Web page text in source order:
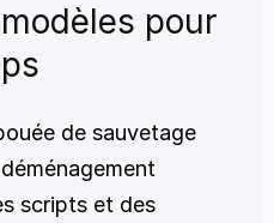
pour
de sauvetage
scripts et des